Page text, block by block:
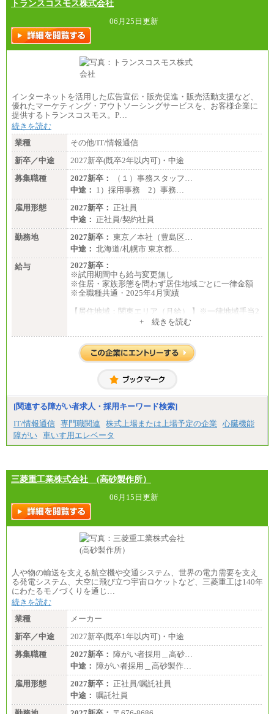
トランスコスモス株式会社
06月25日更新
インターネットを活用した広告宣伝・販売促進・販売活動支援など、
優れたマーケティング・アウトソーシングサービスを、お客様企業に
提供するトランスコスモス。P…
続きを読む
業種
その他/IT/情報通信
新卒／中途
2027新卒(既卒2年以内可)・中途
募集職種
2027新卒：
（１）事務スタッフ…
中途： 1）採用事務 2）事務…
雇用形態
2027新卒： 正社員
中途： 正社員/契約社員
勤務地
2027新卒： 東京／本社（豊島区…
中途： 北海道/札幌市 東京都…
給与
2027新卒：
※試用期間中も給与変更無し
※住居・家族形態を問わず居住地域ごとに一律金額
※全職種共通・2025年4月実績
【居住地域：関東エリア（月給） 】※一律地域手当2
大学卒：250,000円
高専卒：244,800円
短大・専門3年制卒：235,300円
専門1年制卒：212,900円
【居住地域：関西エリア（月給） 】※一律地域手当1
5,000円含む
大学院卒：266,100円
大学卒：240,000円
高専卒：234,800円
短大・専門3年制卒：225,300円
中途：
【全職種共通】
〔正社員〕
月給212,900円～330,000円
※実務経験に応じてご相談させていただきます（上
記金額を超える可能性あり）
※職種8）を除き、正社員の場合勤務地は本社のみと
なります
※交通費：月5万円まで
札幌 ：時給1,100円～1,450円
東京 ：時給1,226円～1,400円
横浜 ：時給1,225円～
川口 ：時給1,150円～
佐世保：時給1,035円～
沖縄 ：時給1,025円～1,350円
※給与は実務経験・職種・配属部署によって異なり
※交通費：月5万円まで
+ 続きを読む
[関連する障がい者求人・採用キーワード検索]
IT/情報通信 専門職関連 株式上場または上場予定の企業
心臓機能
障がい 車いす用エレベータ
三菱重工業株式会社 (高砂製作所）
06月15日更新
人や物の輸送を支える航空機や交通システム、世界の電力需要を支え
る発電システム、大空に飛び立つ宇宙ロケットなど、三菱重工は140年
にわたるモノづくりを通じ…
続きを読む
業種
メーカー
新卒／中途
2027新卒(既卒1年以内可)・中途
募集職種
2027新卒： 障がい者採用＿高砂…
中途： 障がい者採用＿高砂製作…
雇用形態
2027新卒： 正社員/嘱託社員
中途： 嘱託社員